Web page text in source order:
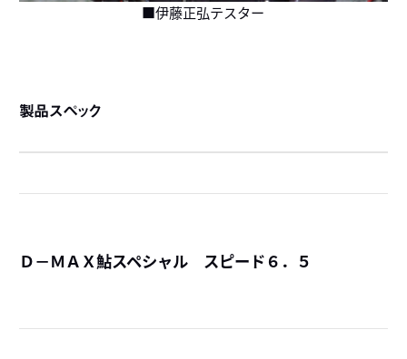
■伊藤正弘テスター
製品スペック
Ｄ－ＭＡＸ鮎スペシャル スピード６．５